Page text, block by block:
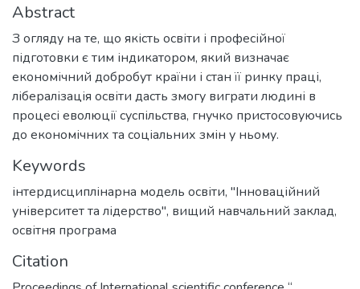
Abstract
З огляду на те, що якість освіти і професійної
підготовки є тим індикатором, який визначає
економічний добробут країни і стан її ринку праці,
лібералізація освіти дасть змогу виграти людині в
процесі еволюції суспільства, гнучко пристосовуючись
до економічних та соціальних змін у ньому.
Keywords
інтердисциплінарна модель освіти, "Інноваційний
університет та лідерство", вищий навчальний заклад,
освітня програма
Citation